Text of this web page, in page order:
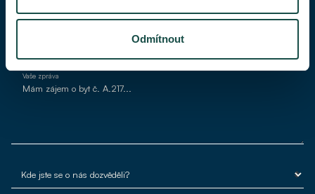
Odmítnout
Vaše zpráva